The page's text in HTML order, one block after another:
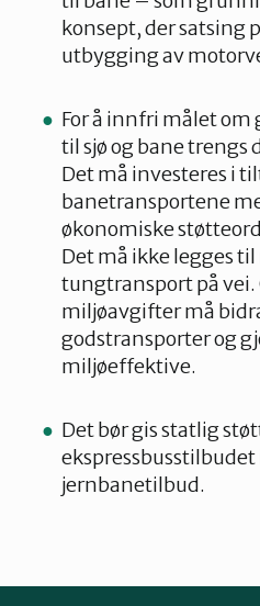
konsept, der satsing
utbygging av
For å innfri målet
til sjø og bane trengs
Det må investeres i
banetransportene
økonomiske
Det må ikke legges
tungtransport på
miljøavgifter må
godstransporter og
miljøeffektive.
Det bør gis statlig
jernbanetilbud.